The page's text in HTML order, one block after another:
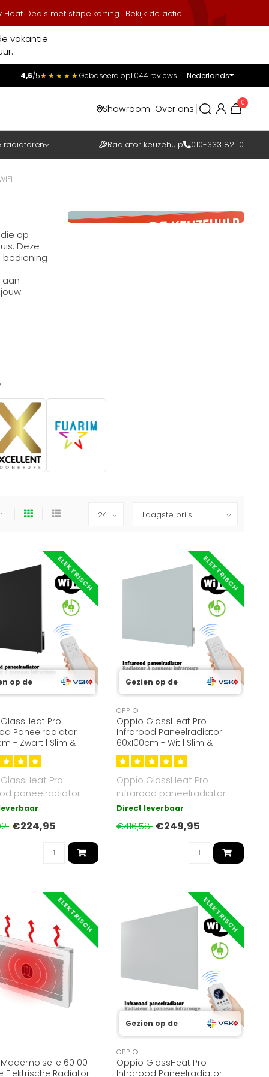
Deals met stapelkorting. Bekijk de actie
vakantie
4,6/5★★★★★Gebaseerd op1.044 reviews Nederlands
Showroom Over ons
0
radiatoren Radiator keuzehulp 010-333 82 10
op
Deze
aan
ELEKTRISCH
op de
Pro
Paneelradiator
- Zwart | Slim &
Pro
paneelradiator
kleur Zwart. 500W,
€224,95
ELEKTRISCH
Gezien op de
OPPIO
Oppio GlassHeat Pro
Infrarood Paneelradiator
60x100cm - Wit | Slim &
Energiezuinig
Oppio GlassHeat Pro
infrarood paneelradiator
60x100 cm kleur wit. 600W,
Direct leverbaar
€416,58 €249,95
ELEKTRISCH
60100
Elektrische Radiator
ELEKTRISCH
Gezien op de
OPPIO
Oppio GlassHeat Pro
Infrarood Paneelradiator